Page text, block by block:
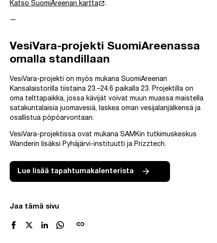
Katso SuomiAreenan karttalaunch.
—
VesiVara-projekti SuomiAreenassa
omalla standillaan
VesiVara-projekti on myös mukana SuomiAreenan
Kansalaistorilla tiistaina 23.–24.6 paikalla 23. Projektilla on
oma telttapaikka, jossa kävijät voivat muun muassa maistella
satakuntalaisia juomavesiä, laskea oman vesijalanjälkensä ja
osallistua pöpöarvontaan.
VesiVara-projektissa ovat mukana SAMKin tutkimuskeskus
Wanderin lisäksi Pyhäjärvi-instituutti ja Prizztech.
Lue lisää tapahtumakalenterista
Jaa tämä sivu
link